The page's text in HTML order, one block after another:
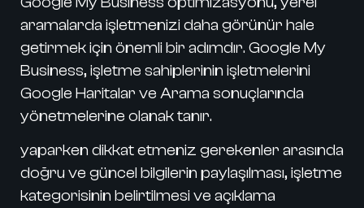
aramalarda işletmenizi daha görünür hale
getirmek için önemli bir adımdır. Google My
Business, işletme sahiplerinin işletmelerini
Google Haritalar ve Arama sonuçlarında
yönetmelerine olanak tanır.
yaparken dikkat etmeniz gerekenler arasında
doğru ve güncel bilgilerin paylaşılması, işletme
kategorisinin belirtilmesi ve açıklama